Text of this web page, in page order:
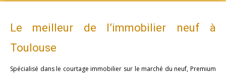
Le meilleur de l’immobilier neuf à
Toulouse
Spécialisé dans le courtage immobilier sur le marché du neuf, Premium